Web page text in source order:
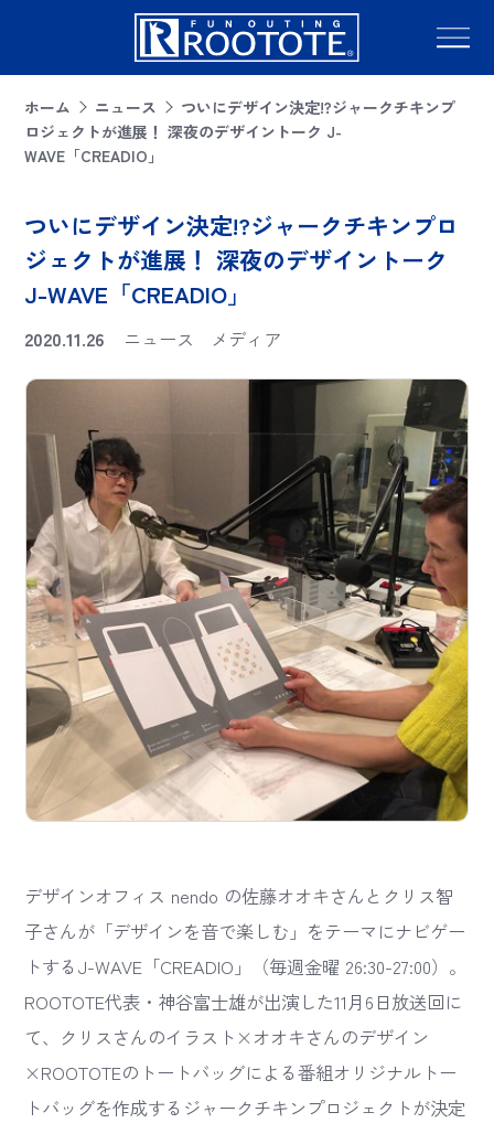
ホーム ニュース
ついにデザイン決定!?ジャークチキンプ
ロジェクトが進展！ 深夜のデザイントーク J-
WAVE「CREADIO」
ついにデザイン決定!?ジャークチキンプロ
ジェクトが進展！ 深夜のデザイントーク
J-WAVE「CREADIO」
2020.11.26 ニュース メディア
デザインオフィス nendo の佐藤オオキさんとクリス智
子さんが「デザインを音で楽しむ」をテーマにナビゲー
トするJ-WAVE「CREADIO」（毎週金曜 26:30-27:00）。
ROOTOTE代表・神谷富士雄が出演した11月6日放送回に
て、クリスさんのイラスト×オオキさんのデザイン
×ROOTOTEのトートバッグによる番組オリジナルトー
トバッグを作成するジャークチキンプロジェクトが決定